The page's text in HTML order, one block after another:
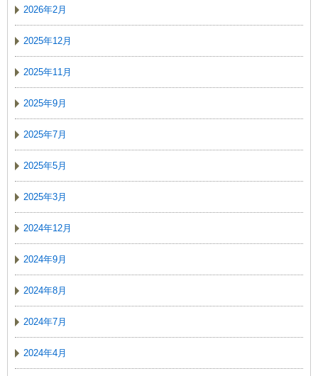
2026年2月
2025年12月
2025年11月
2025年9月
2025年7月
2025年5月
2025年3月
2024年12月
2024年9月
2024年8月
2024年7月
2024年4月